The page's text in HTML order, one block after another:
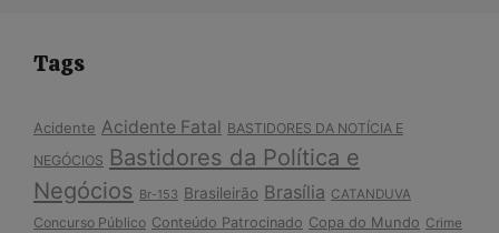
Tags
Acidente Acidente Fatal BASTIDORES DA NOTÍCIA E
NEGÓCIOS Bastidores da Política e
Negócios Br-153 Brasileirão Brasília CATANDUVA
Concurso Público Conteúdo Patrocinado Copa do Mundo Crime